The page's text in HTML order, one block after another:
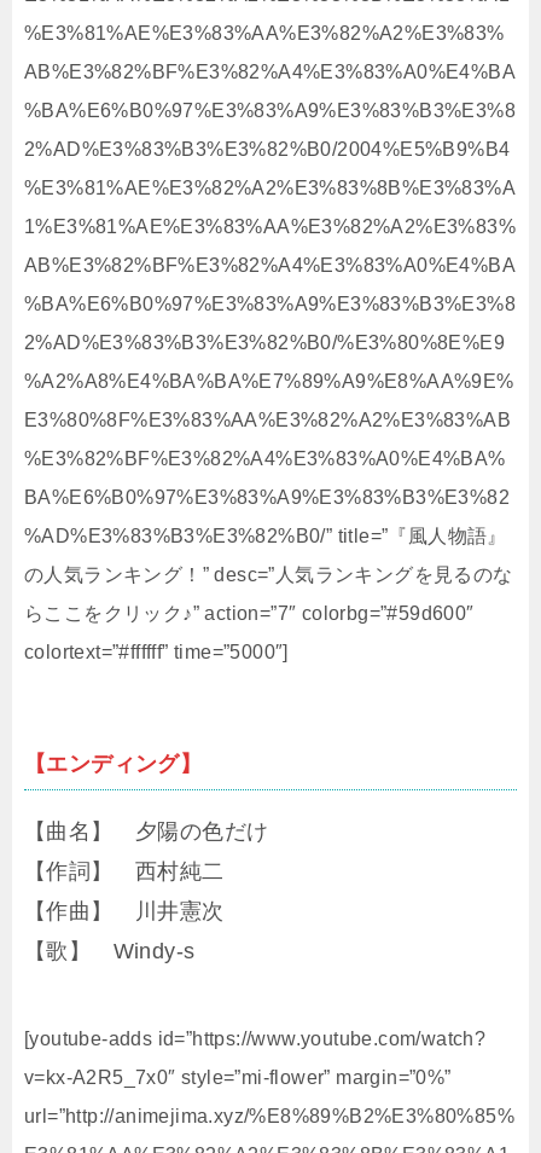
%E3%81%AE%E3%83%AA%E3%82%A2%E3%83%
AB%E3%82%BF%E3%82%A4%E3%83%A0%E4%BA
%BA%E6%B0%97%E3%83%A9%E3%83%B3%E3%8
2%AD%E3%83%B3%E3%82%B0/2004%E5%B9%B4
%E3%81%AE%E3%82%A2%E3%83%8B%E3%83%A
1%E3%81%AE%E3%83%AA%E3%82%A2%E3%83%
AB%E3%82%BF%E3%82%A4%E3%83%A0%E4%BA
%BA%E6%B0%97%E3%83%A9%E3%83%B3%E3%8
2%AD%E3%83%B3%E3%82%B0/%E3%80%8E%E9
%A2%A8%E4%BA%BA%E7%89%A9%E8%AA%9E%
E3%80%8F%E3%83%AA%E3%82%A2%E3%83%AB
%E3%82%BF%E3%82%A4%E3%83%A0%E4%BA%
BA%E6%B0%97%E3%83%A9%E3%83%B3%E3%82
%AD%E3%83%B3%E3%82%B0/” title=”『風人物語』
の人気ランキング！” desc=”人気ランキングを見るのな
らここをクリック♪” action=”7″ colorbg=”#59d600″
colortext=”#ffffff” time=”5000″]
【エンディング】
【曲名】 夕陽の色だけ
【作詞】 西村純二
【作曲】 川井憲次
【歌】 Windy-s
[youtube-adds id=”https://www.youtube.com/watch?
v=kx-A2R5_7x0″ style=”mi-flower” margin=”0%”
url=”http://animejima.xyz/%E8%89%B2%E3%80%85%